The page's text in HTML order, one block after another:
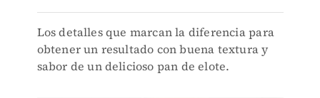
Los detalles que marcan la diferencia para
obtener un resultado con buena textura y
sabor de un delicioso pan de elote.